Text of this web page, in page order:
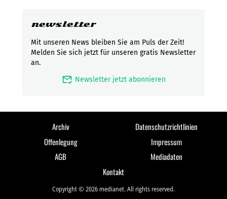
newsletter
Mit unseren News bleiben Sie am Puls der Zeit!
Melden Sie sich jetzt für unseren gratis Newsletter
an.
mark_email_read Newsletter jetzt abonnieren
Archiv
Datenschutzrichtlinien
Offenlegung
Impressum
AGB
Mediadaten
Kontakt
Copyright © 2026 medianet. All rights reserved.